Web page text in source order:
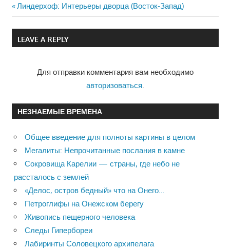
Навигация
по
Previous
Post:
Линдерхоф: Интерьеры дворца (Восток-Запад)
LEAVE A REPLY
Для отправки комментария вам необходимо
авторизоваться
НЕЗНАЕМЫЕ ВРЕМЕНА
Общее введение для полноты картины в целом
Мегалиты: Непрочитанные послания в камне
Сокровища Карелии — страны, где небо не
рассталось с землей
«Делос, остров бедный» что на Онего…
Петроглифы на Онежском берегу
Живопись пещерного человека
Следы Гипербореи
Лабиринты Соловецкого архипелага